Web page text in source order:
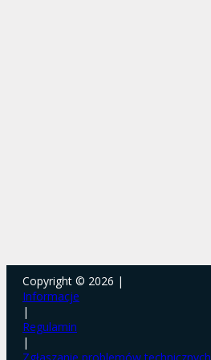
Copyright © 2026 |
Informacje
|
Regulamin
|